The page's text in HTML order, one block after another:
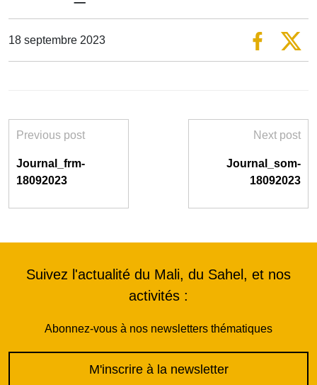
18 septembre 2023
Previous post
Journal_frm-
18092023
Next post
Journal_som-
18092023
Suivez l'actualité du Mali, du Sahel, et nos
activités :
Abonnez-vous à nos newsletters thématiques
M'inscrire à la newsletter